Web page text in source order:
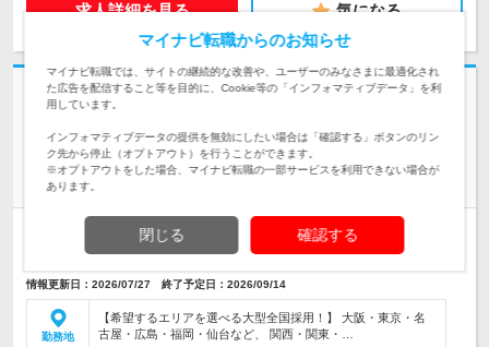
求人詳細を見る 気になる
志望動機・自己PR不要
ターン支援あり
未経験OK｜未経験から"街を動かす"側へ【プロジェクトサポー
ト】
職種・業種未経験OK 学歴不問
第二新卒歓迎 転勤なし リモートワーク可 女性のおしごと掲載中
情報更新日：2026/07/27 終了予定日：2026/09/14
勤務地
【希望するエリアを選べる大型全国採用！】 大阪・東京・名
古屋・広島・福岡・仙台など、 関西・関東・…
マイナビ転職からのお知らせ
マイナビ転職では、サイトの継続的な改善や、ユーザーのみなさまに最適化され
た広告を配信すること等を目的に、Cookie等の「インフォマティブデータ」を利
用しています。
インフォマティブデータの提供を無効にしたい場合は「確認する」ボタンのリン
ク先から停止（オプトアウト）を行うことができます。
※オプトアウトをした場合、マイナビ転職の一部サービスを利用できない場合が
あります。
閉じる 確認する